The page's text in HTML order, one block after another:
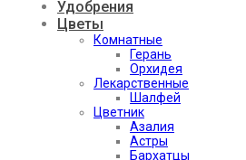
Удобрения
Цветы
Комнатные
Герань
Орхидея
Лекарственные
Шалфей
Цветник
Азалия
Астры
Бархатцы